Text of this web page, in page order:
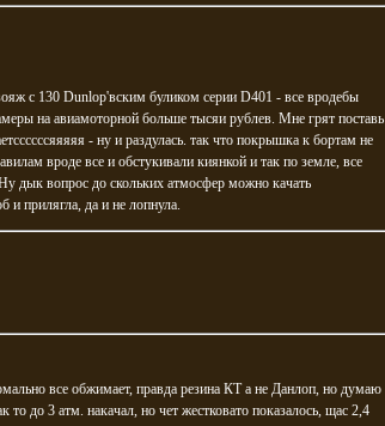
с 130 Dunlop'вским буликом серии D401 - все вродебы
на авиамоторной больше тысяи рублев. Мне грят поставь
- ну и раздулась. так что покрышка к бортам не
вроде все и обстукивали киянкой и так по земле, все
дык вопрос до скольких атмосфер можно качать
и прилягла, да и не лопнула.
все обжимает, правда резина КТ а не Данлоп, но думаю
то до 3 атм. накачал, но чет жестковато показалось, щас 2,4